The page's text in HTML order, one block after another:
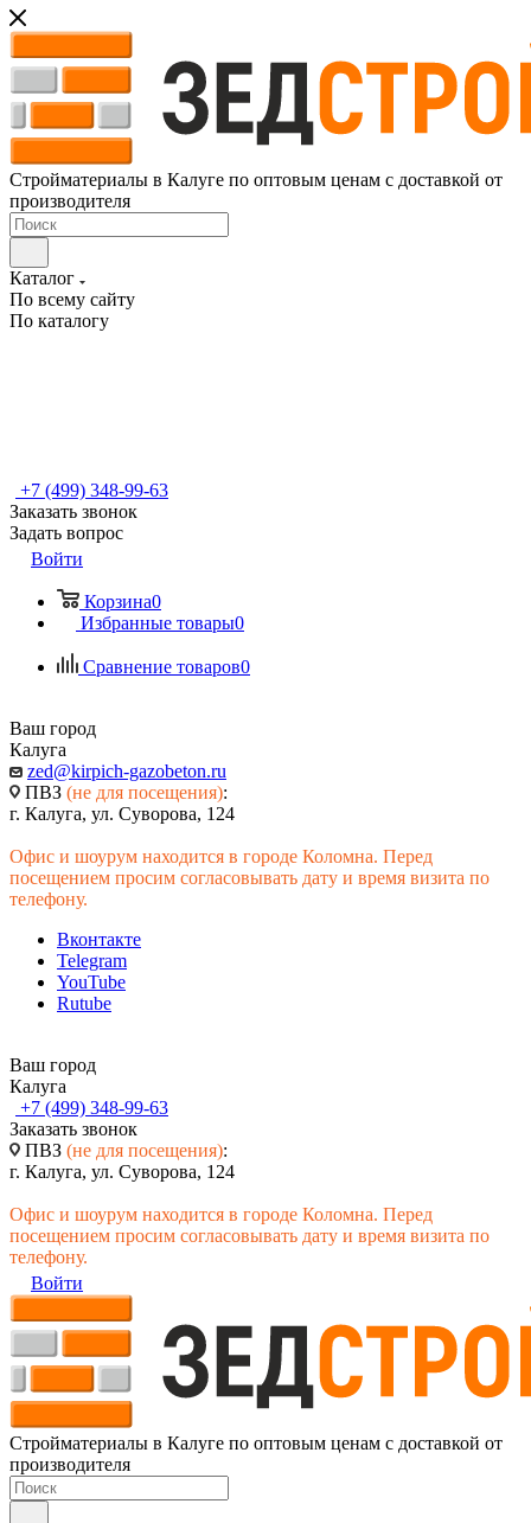
Стройматериалы в Калуге по оптовым ценам с доставкой от
производителя
Каталог
По всему сайту
По каталогу
+7 (499) 348-99-63
Заказать звонок
Задать вопрос
Войти
Корзина0
Избранные товары0
Сравнение товаров0
Ваш город
Калуга
zed@kirpich-gazobeton.ru
ПВЗ (не для посещения):
г. Калуга, ул. Суворова, 124
Офис и шоурум находится в городе Коломна. Перед
посещением просим согласовывать дату и время визита по
телефону.
Вконтакте
Telegram
YouTube
Rutube
Ваш город
Калуга
+7 (499) 348-99-63
Заказать звонок
ПВЗ (не для посещения):
г. Калуга, ул. Суворова, 124
Офис и шоурум находится в городе Коломна. Перед
посещением просим согласовывать дату и время визита по
телефону.
Войти
Стройматериалы в Калуге по оптовым ценам с доставкой от
производителя